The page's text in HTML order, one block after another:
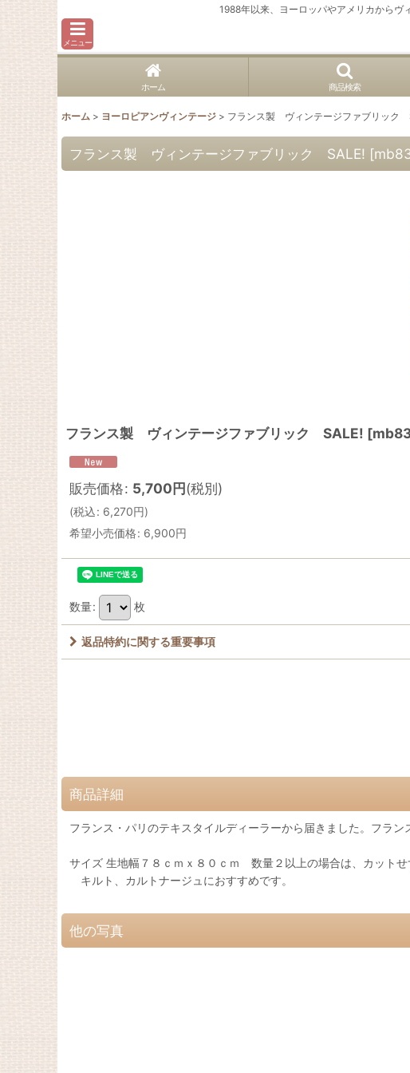
1988年以来、ヨーロッパやアメリカからヴ
メニュー
ホーム 商品検索
ホーム > ヨーロピアンヴィンテージ > フランス製 ヴィンテージファブリック
フランス製 ヴィンテージファブリック SALE! [
フランス製 ヴィンテージファブリック SALE! [
販売価格: 5,700円(税別)
(税込: 6,270円)
希望小売価格: 6,900円
数量: 枚
返品特約に関する重要事項
商品詳細
フランス・パリのテキスタイルディーラーから届きました。フラン
サイズ 生地幅７８ｃｍｘ８０ｃｍ 数量２以上の場合は、カットせ
キルト、カルトナージュにおすすめです。
他の写真